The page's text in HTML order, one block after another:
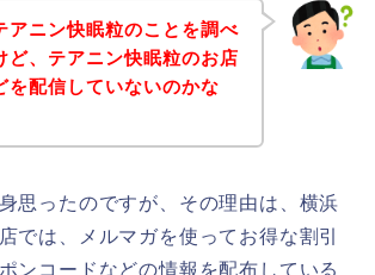
アニン快眠粒のことを調べ
ど、テアニン快眠粒のお店
を配信していないのかな
思ったのですが、その理由は、横浜
では、メルマガを使ってお得な割引
ンコードなどの情報を配布している